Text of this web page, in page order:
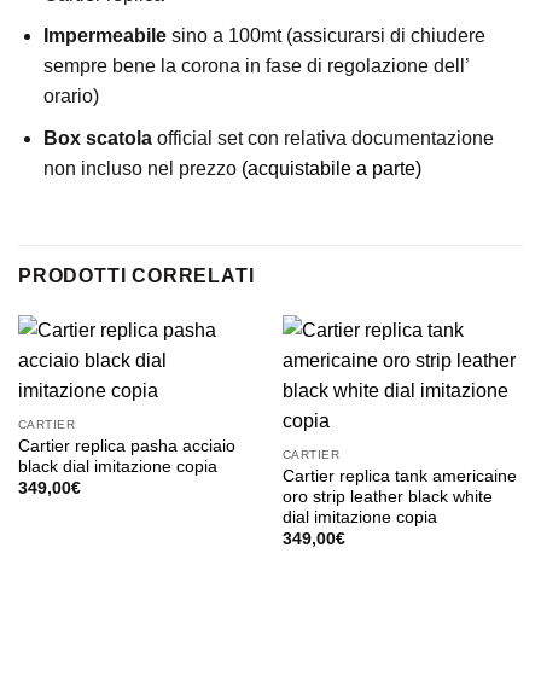
Impermeabilesino a 100mt (assicurarsi di chiudere
sempre bene la corona in fase di regolazione dell’
orario)
Box scatolaofficial set con relativa documentazione
non incluso nel prezzo (acquistabile a parte)
PRODOTTI CORRELATI
CARTIER
Cartier replica pasha acciaio
black dial imitazione copia
349,00€
CARTIER
Cartier replica tank americaine
oro strip leather black white
dial imitazione copia
349,00€